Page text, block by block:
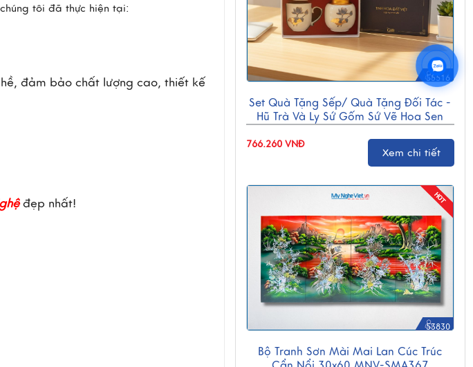
tôi đã thực hiện tại:
đảm bảo chất lượng cao, thiết kế
đẹp nhất!
55516
Set Quà Tặng Sếp/ Quà Tặng Đối Tác -
Hũ Trà Và Ly Sứ Gốm Sứ Vẽ Hoa Sen
766.260 VNĐ
Xem chi tiết
53830
Bộ Tranh Sơn Mài Mai Lan Cúc Trúc